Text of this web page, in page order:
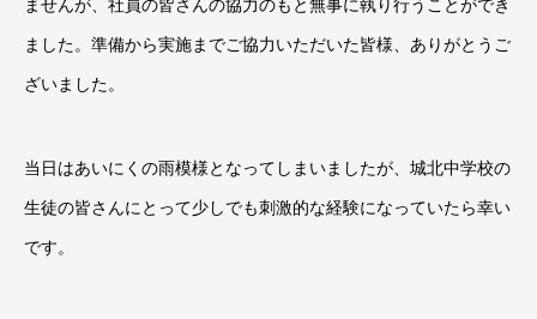
ました。準備から実施までご協力いただいた皆様、ありがとうご
ざいました。
当日はあいにくの雨模様となってしまいましたが、城北中学校の
生徒の皆さんにとって少しでも刺激的な経験になっていたら幸い
です。